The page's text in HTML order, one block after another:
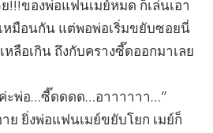
!!!ของพ่อแฟนเมย์หมด ก็เล่นเอา
หมือนกัน แต่พอพ่อเริ่มขยับซอยนี่
หลือเกิน ถึงกับครางซี๊ดออกมาเลย
ะพ่อ…ซี๊ดดดด…อาาาาาา…”
ย ยิ่งพ่อแฟนเมย์ขยับโยก เมย์ก็